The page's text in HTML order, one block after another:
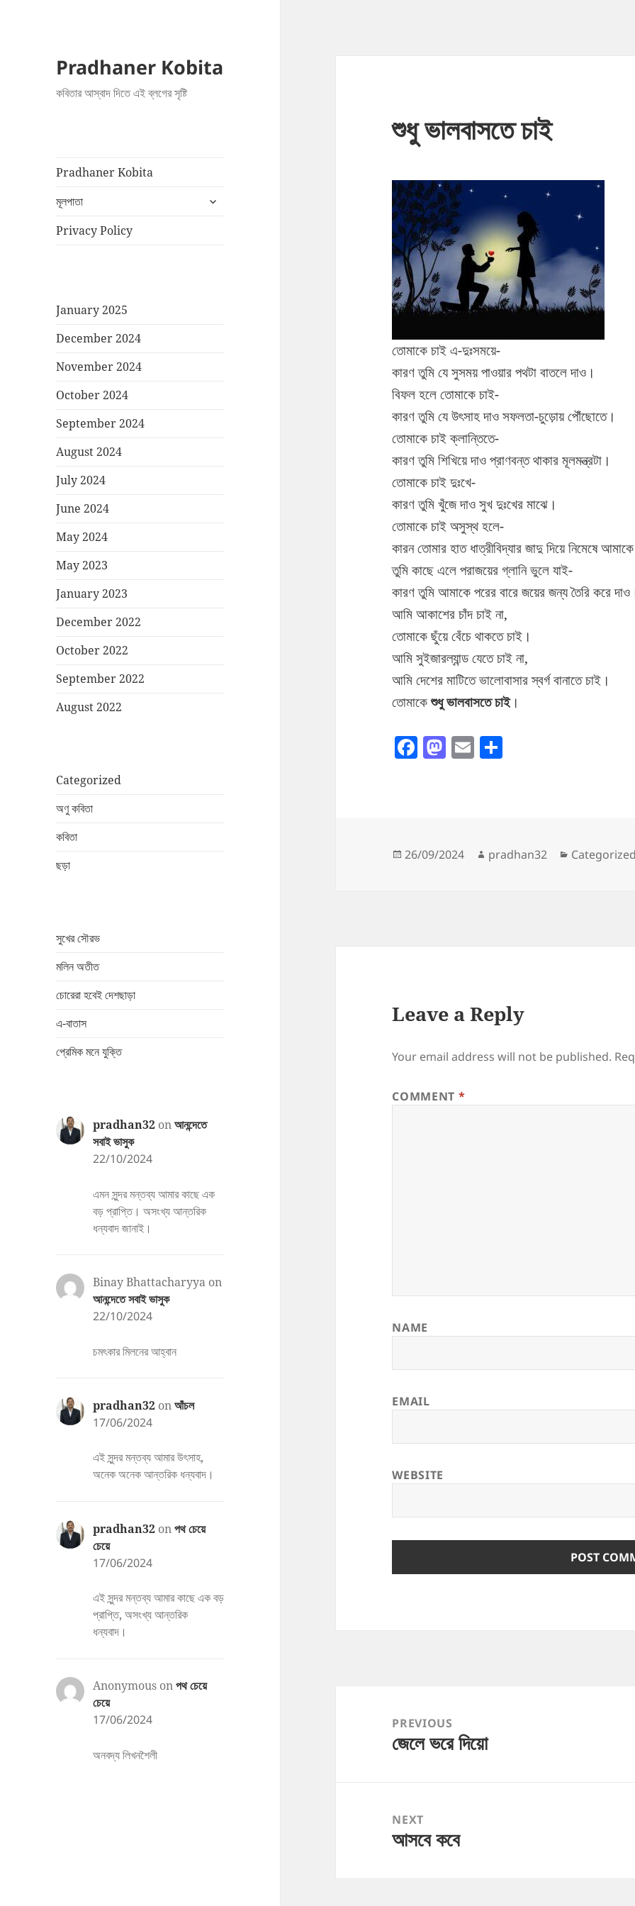
Pradhaner Kobita
কবিতার আস্বাদ দিতে এই ব্লগের সৃষ্টি
Pradhaner Kobita
মূলপাতা
expand
Privacy Policy
January 2025
December 2024
November 2024
October 2024
September 2024
August 2024
July 2024
June 2024
May 2024
May 2023
January 2023
December 2022
October 2022
September 2022
August 2022
Categorized
অণু কবিতা
কবিতা
ছড়া
সুখের সৌরভ
মলিন অতীত
চোরেরা হবেই দেশছাড়া
এ-বাতাস
প্রেমিক মনে যুক্তি
pradhan32 onআনন্দেতে
সবাই ভাসুক
22/10/2024
এমন সুন্দর মন্তব্য আমার কাছে এক
বড় প্রাপ্তি। অসংখ্য আন্তরিক
ধন্যবাদ জানাই।
Binay Bhattacharyya on
আনন্দেতে সবাই ভাসুক
22/10/2024
চমৎকার মিলনের আহ্বান
pradhan32 onআঁচল
17/06/2024
এই সুন্দর মন্তব্য আমার উৎসাহ,
অনেক অনেক আন্তরিক ধন্যবাদ।
pradhan32 onপথ চেয়ে
চেয়ে
17/06/2024
এই সুন্দর মন্তব্য আমার কাছে এক বড়
প্রাপ্তি, অসংখ্য আন্তরিক
ধন্যবাদ।
Anonymous onপথ চেয়ে
চেয়ে
17/06/2024
অনবদ্য লিখনশৈলী
শুধু ভালবাসতে চাই
তোমাকে চাই এ-দুঃসময়ে-
কারণ তুমি যে সুসময় পাওয়ার পথটা বাতলে দাও।
বিফল হলে তোমাকে চাই-
কারণ তুমি যে উৎসাহ দাও সফলতা-চুড়োয় পৌঁছোতে।
তোমাকে চাই ক্লান্তিতে-
কারণ তুমি শিখিয়ে দাও প্রাণবন্ত থাকার মূলমন্ত্রটা।
তোমাকে চাই দুঃখে-
কারণ তুমি খুঁজে দাও সুখ দুঃখের মাঝে।
তোমাকে চাই অসুস্থ হলে-
কারন তোমার হাত ধাত্রীবিদ্যার জাদু দিয়ে নিমেষে
তুমি কাছে এলে পরাজয়ের গ্লানি ভুলে যাই-
কারণ তুমি আমাকে পরের বারে জয়ের জন্য তৈরি করে
আমি আকাশের চাঁদ চাই না,
তোমাকে ছুঁয়ে বেঁচে থাকতে চাই।
আমি সুইজারল্যান্ড যেতে চাই না,
আমি দেশের মাটিতে ভালোবাসার স্বর্গ বানাতে চাই।
তোমাকেশুধু ভালবাসতে চাই।
F
o
M
n
E
Posted
26/09/2024 Author
pradhan32 Categories
Categorized
Leave a Reply
Your email address will not be published.
COMMENT *
NAME
EMAIL
WEBSITE
navigationPREVIOUS
Previous
জেলে ভরে দিয়ো
NEXT
Next
আসবে কবে